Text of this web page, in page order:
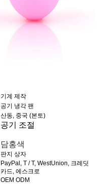
기계 제작
공기 냉각 팬
산동, 중국 (본토)
공기 조절
담홍색
판지 상자
PayPal, T / T, WestUnion, 크레딧
카드, 에스크로
OEM ODM